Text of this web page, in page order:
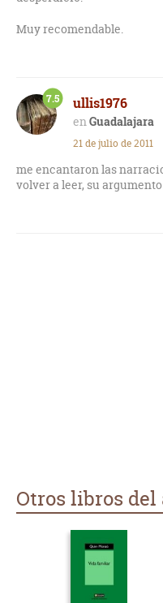
Muy recomendable.
ullis1976
Guadalajara
7.5
21 de julio de 2011
me encantaron las
volver a leer, su argumento
Otros libros del